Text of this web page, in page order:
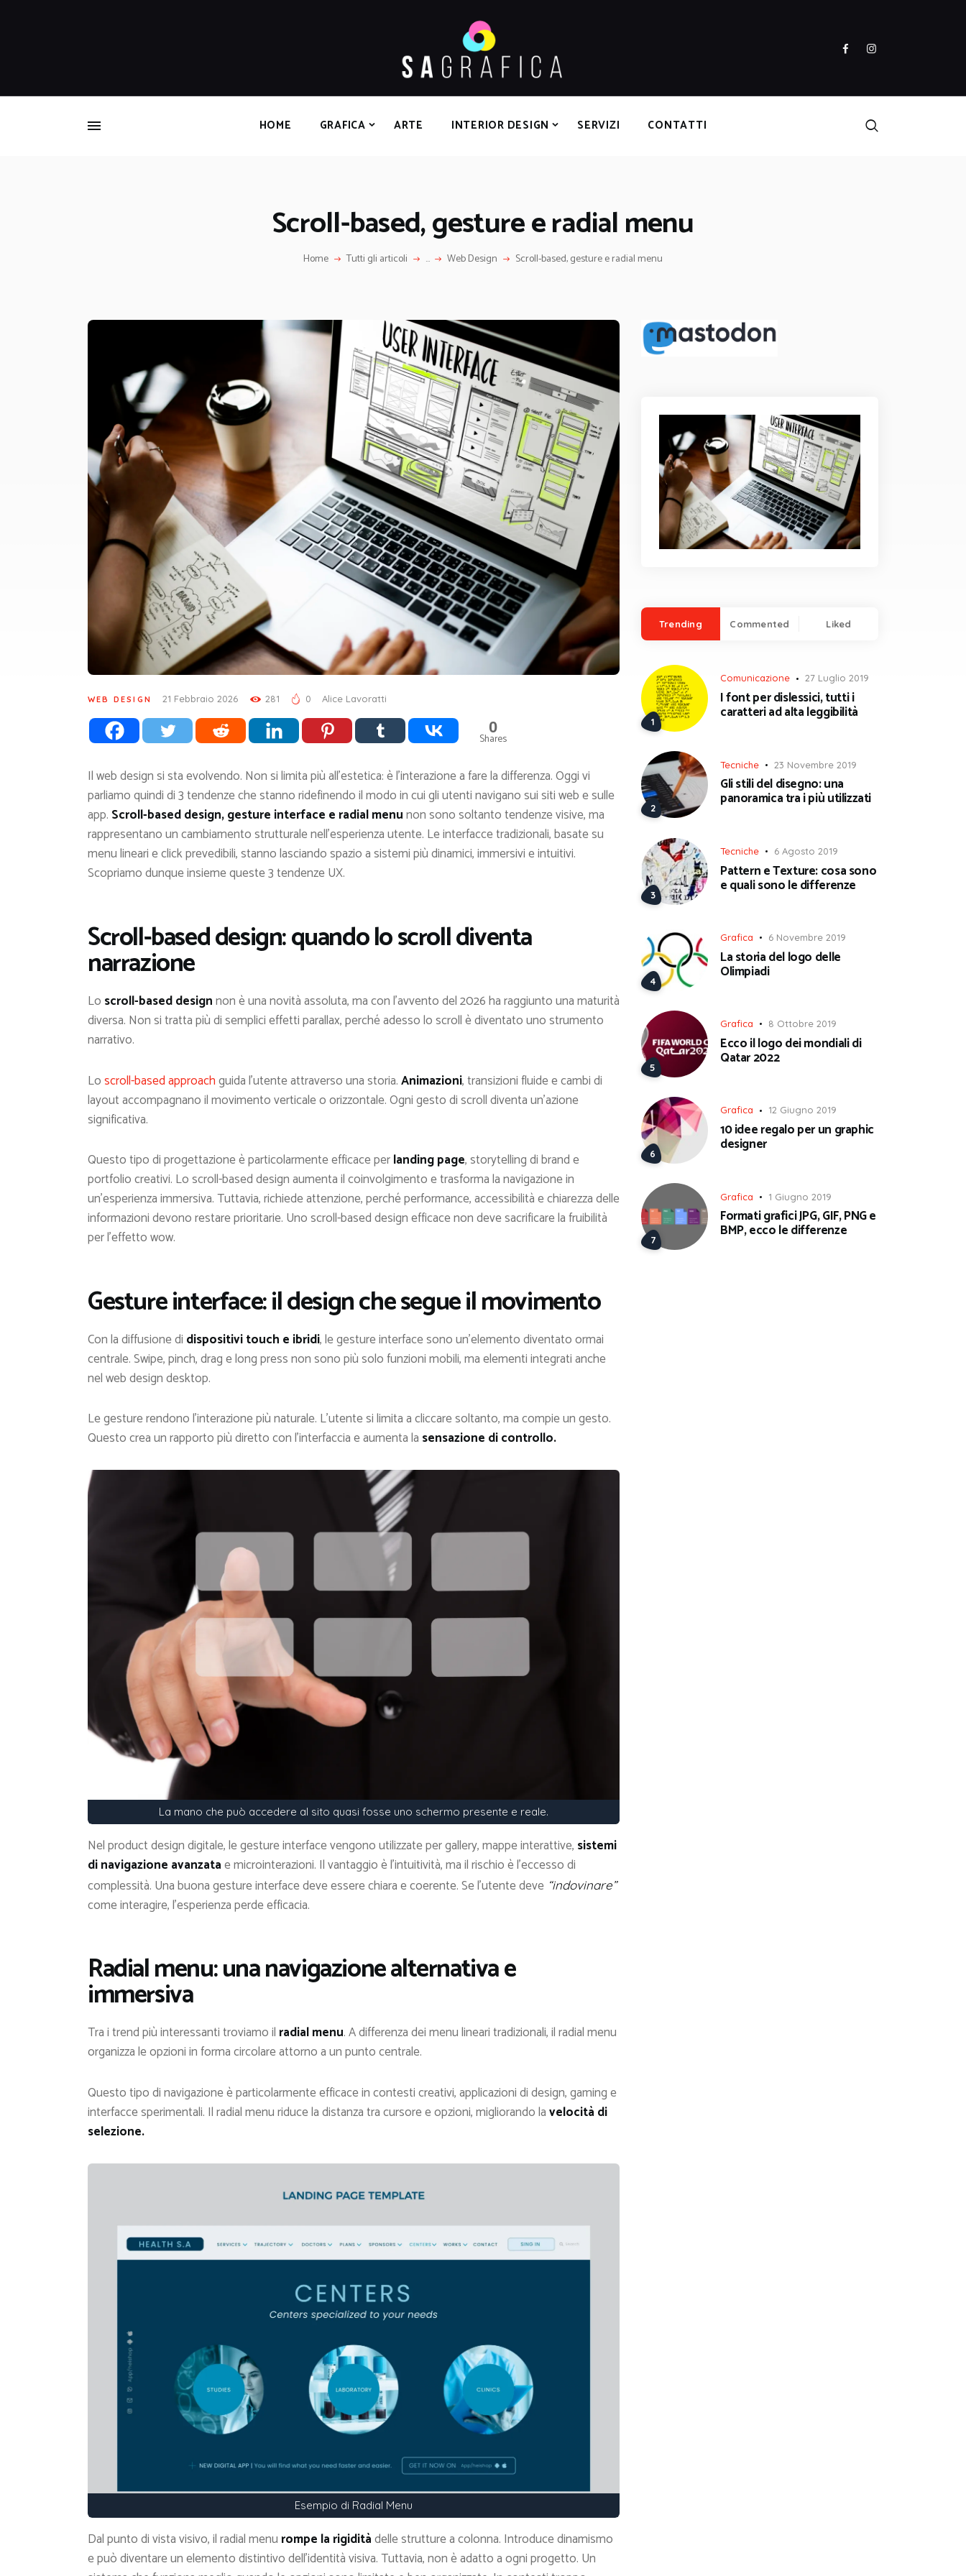
HOME GRAFICA ARTE INTERIOR DESIGN SERVIZI CONTATTI
Scroll-based, gesture e radial menu
Home Tutti gli articoli ... Web Design Scroll-based, gesture e radial menu
INTERIOR DESIGN
SERVIZI
WEB DESIGN 21 Febbraio 2026 281 0 Alice Lavoratti
0
Shares
Il web design si sta evolvendo. Non si limita più all’estetica: è l’interazione a fare la differenza. Oggi vi
parliamo quindi di 3 tendenze che stanno ridefinendo il modo in cui gli utenti navigano sui siti web e sulle
app. Scroll-based design, gesture interface e radial menunon sono soltanto tendenze visive, ma
rappresentano un cambiamento strutturale nell’esperienza utente. Le interfacce tradizionali, basate su
menu lineari e click prevedibili, stanno lasciando spazio a sistemi più dinamici, immersivi e intuitivi.
Scopriamo dunque insieme queste 3 tendenze UX.
Scroll-based design: quando lo scroll diventa
narrazione
Lo scroll-based designnon è una novità assoluta, ma con l’avvento del 2026 ha raggiunto una maturità
diversa. Non si tratta più di semplici effetti parallax, perché adesso lo scroll è diventato uno strumento
narrativo.
Loscroll-based approachguida l’utente attraverso una storia.Animazioni, transizioni fluide e cambi di
layout accompagnano il movimento verticale o orizzontale. Ogni gesto di scroll diventa un’azione
significativa.
Questo tipo di progettazione è particolarmente efficace perlanding page, storytelling di brand e
portfolio creativi. Lo scroll-based design aumenta il coinvolgimento e trasforma la navigazione in
un’esperienza immersiva. Tuttavia, richiede attenzione, perché performance, accessibilità e chiarezza delle
informazioni devono restare prioritarie. Uno scroll-based design efficace non deve sacrificare la fruibilità
per l’effetto wow.
Gesture interface: il design che segue il movimento
Con la diffusione di dispositivi touch e ibridi, le gesture interface sono un’elemento diventato ormai
centrale. Swipe, pinch, drag e long press non sono più solo funzioni mobili, ma elementi integrati anche
nel web design desktop.
Le gesture rendono l’interazione più naturale. L’utente si limita a cliccare soltanto, ma compie un gesto.
Questo crea un rapporto più diretto con l’interfaccia e aumenta la sensazione di controllo.
La mano che può accedere al sito quasi fosse uno schermo presente e reale.
Nel product design digitale, le gesture interface vengono utilizzate per gallery, mappe interattive, sistemi
di navigazione avanzatae microinterazioni. Il vantaggio è l’intuitività, ma il rischio è l’eccesso di
complessità. Una buona gesture interface deve essere chiara e coerente. Se l’utente deve “indovinare”
come interagire, l’esperienza perde efficacia.
Radial menu: una navigazione alternativa e
immersiva
Tra i trend più interessanti troviamo il radial menu. A differenza dei menu lineari tradizionali, il radial menu
organizza le opzioni in forma circolare attorno a un punto centrale.
Questo tipo di navigazione è particolarmente efficace in contesti creativi, applicazioni di design, gaming e
interfacce sperimentali. Il radial menu riduce la distanza tra cursore e opzioni, migliorando lavelocità di
selezione.
Esempio di Radial Menu
Dal punto di vista visivo, il radial menu rompe la rigiditàdelle strutture a colonna. Introduce dinamismo
e può diventare un elemento distintivo dell’identità visiva. Tuttavia, non è adatto a ogni progetto. Un
Trending Commented Liked
Comunicazione 27 Luglio 2019
I font per dislessici, tutti i
caratteri ad alta leggibilità
Tecniche 23 Novembre 2019
Gli stili del disegno: una
panoramica tra i più utilizzati
Tecniche 6 Agosto 2019
Pattern e Texture: cosa sono
e quali sono le differenze
Grafica 6 Novembre 2019
La storia del logo delle
Olimpiadi
Grafica 8 Ottobre 2019
Ecco il logo dei mondiali di
Qatar 2022
Grafica 12 Giugno 2019
10 idee regalo per un graphic
designer
Grafica 1 Giugno 2019
Formati grafici JPG, GIF, PNG e
BMP, ecco le differenze